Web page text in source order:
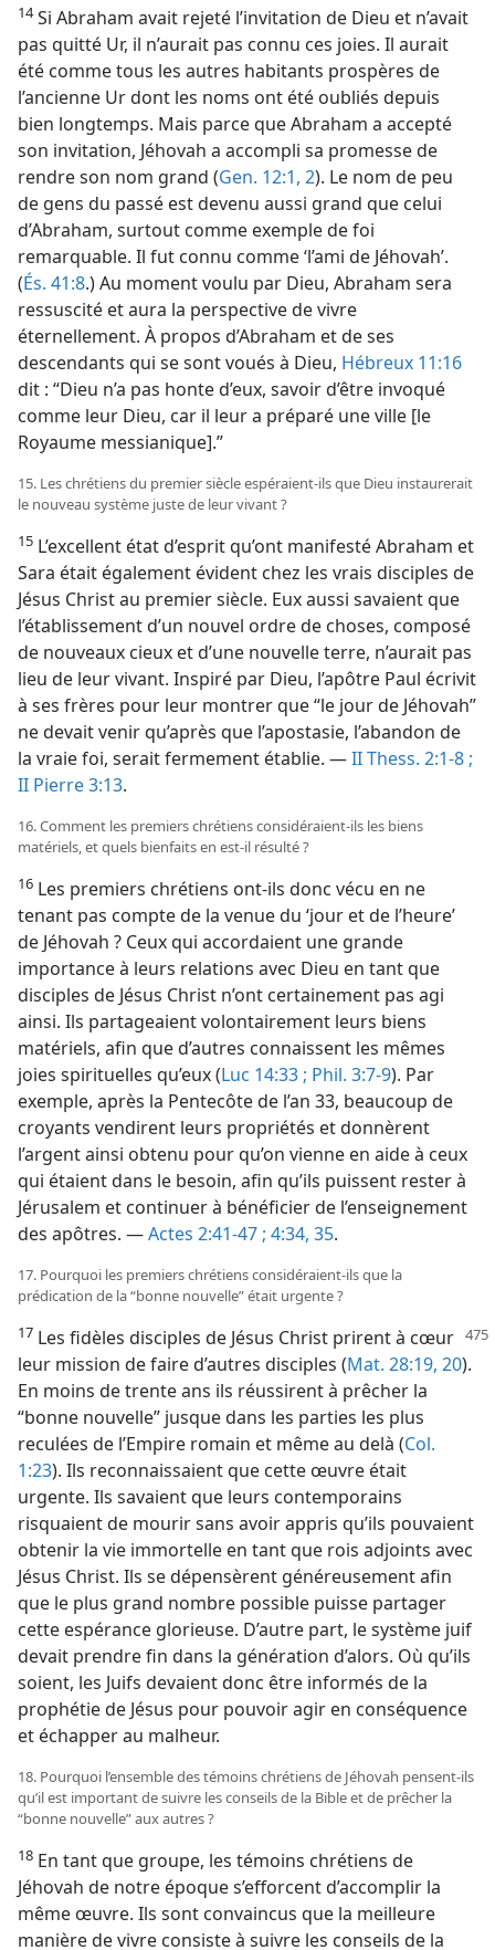
14Si Abraham avait rejeté l’invitation de Dieu et n’avait
pas quitté Ur, il n’aurait pas connu ces joies. Il aurait
été comme tous les autres habitants prospères de
l’ancienne Ur dont les noms ont été oubliés depuis
bien longtemps. Mais parce que Abraham a accepté
son invitation, Jéhovah a accompli sa promesse de
rendre son nom grand (Gen. 12:1, 2). Le nom de peu
de gens du passé est devenu aussi grand que celui
d’Abraham, surtout comme exemple de foi
remarquable. Il fut connu comme ‘l’ami de Jéhovah’.
(És. 41:8.) Au moment voulu par Dieu, Abraham sera
ressuscité et aura la perspective de vivre
éternellement. À propos d’Abraham et de ses
descendants qui se sont voués à Dieu, Hébreux 11:16
dit : “Dieu n’a pas honte d’eux, savoir d’être invoqué
comme leur Dieu, car il leur a préparé une ville [le
Royaume messianique].”
15. Les chrétiens du premier siècle espéraient-​ils que Dieu instaurerait
le nouveau système juste de leur vivant ?
15 L’excellent état d’esprit qu’ont manifesté Abraham et
Sara était également évident chez les vrais disciples de
Jésus Christ au premier siècle. Eux aussi savaient que
l’établissement d’un nouvel ordre de choses, composé
de nouveaux cieux et d’une nouvelle terre, n’aurait pas
lieu de leur vivant. Inspiré par Dieu, l’apôtre Paul écrivit
à ses frères pour leur montrer que “le jour de Jéhovah”
ne devait venir qu’après que l’apostasie, l’abandon de
la vraie foi, serait fermement établie. —II Thess. 2:1-8 ;
II Pierre 3:13.
16. Comment les premiers chrétiens considéraient-​ils les biens
matériels, et quels bienfaits en est-​il résulté ?
16 Les premiers chrétiens ont-​ils donc vécu en ne
tenant pas compte de la venue du ‘jour et de l’heure’
de Jéhovah ? Ceux qui accordaient une grande
importance à leurs relations avec Dieu en tant que
disciples de Jésus Christ n’ont certainement pas agi
ainsi. Ils partageaient volontairement leurs biens
matériels, afin que d’autres connaissent les mêmes
joies spirituelles qu’eux (Luc 14:33 ; Phil. 3:7-9). Par
exemple, après la Pentecôte de l’an 33, beaucoup de
croyants vendirent leurs propriétés et donnèrent
l’argent ainsi obtenu pour qu’on vienne en aide à ceux
qui étaient dans le besoin, afin qu’ils puissent rester à
Jérusalem et continuer à bénéficier de l’enseignement
des apôtres. —Actes 2:41-47 ; 4:34, 35.
17. Pourquoi les premiers chrétiens considéraient-​ils que la
prédication de la “bonne nouvelle” était urgente ?
17 Les fidèles disciples de Jésus Christ prirent à cœur
leur mission de faire d’autres disciples (Mat. 28:19, 20).
En moins de trente ans ils réussirent à prêcher la
“bonne nouvelle” jusque dans les parties les plus
reculées de l’Empire romain et même au delà (Col.
1:23). Ils reconnaissaient que cette œuvre était
urgente. Ils savaient que leurs contemporains
risquaient de mourir sans avoir appris qu’ils pouvaient
obtenir la vie immortelle en tant que rois adjoints avec
Jésus Christ. Ils se dépensèrent généreusement afin
que le plus grand nombre possible puisse partager
cette espérance glorieuse. D’autre part, le système juif
devait prendre fin dans la génération d’alors. Où qu’ils
soient, les Juifs devaient donc être informés de la
prophétie de Jésus pour pouvoir agir en conséquence
et échapper au malheur.
18. Pourquoi l’ensemble des témoins chrétiens de Jéhovah pensent-​ils
qu’il est important de suivre les conseils de la Bible et de prêcher la
“bonne nouvelle” aux autres ?
18 En tant que groupe, les témoins chrétiens de
Jéhovah de notre époque s’efforcent d’accomplir la
même œuvre. Ils sont convaincus que la meilleure
manière de vivre consiste à suivre les conseils de la